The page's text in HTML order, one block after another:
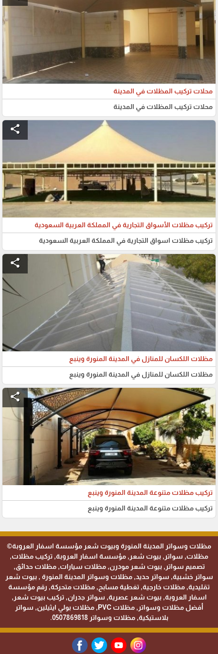
محلات تركيب المظلات في المدينة
محلات تركيب المظلات في المدينة
share
تركيب مظلات الأسواق التجارية في المملكة العربية السعودية
تركيب مظلات اسواق التجارية في المملكة العربية السعودية
share
مظلات اللكسان للمنازل في المدينة المنورة وينبع
مظلات اللكسان للمنازل في المدينة المنورة وينبع
share
تركيب مظلات متنوعة المدينة المنورة وينبع
تركيب مظلات متنوعة المدينة المنورة وينبع
مظلات وسواتر المدينة المنورة وبيوت شعر مؤسسة اسفار العروبة©
مظلات, سواتر, بيوت شعر, مؤسسة اسفار العروبة, تركيب مظلات,
تصميم سواتر, بيوت شعر مودرن, مظلات سيارات, مظلات حدائق,
سواتر خشبية, سواتر حديد, مظلات وسواتر المدينة المنورة , بيوت شعر
تقليدية, مظلات خارجية, تغطية مسابح, مظلات متحركة, رقم مؤسسة
اسفار العروبة, بيوت شعر عصرية, سواتر جدران, تركيب بيوت شعر,
أفضل مظلات وسواتر, مظلات PVC, مظلات بولي ايثيلين, سواتر
بلاستيكية, مظلات وسواتر 0507869818.